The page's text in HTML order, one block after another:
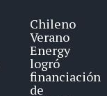
Chileno
Verano
Energy
logró
financiación
de